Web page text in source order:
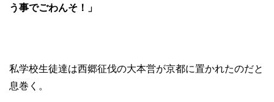
う事でごわんそ！」
私学校生徒達は西郷征伐の大本営が京都に置かれたのだと
息巻く。